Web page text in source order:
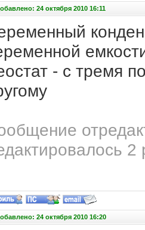
24 октября 2010 16:11
- с тремя
2
24 октября 2010 16:20